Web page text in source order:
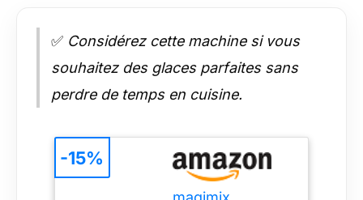
✅ Considérez cette machine si vous
souhaitez des glaces parfaites sans
perdre de temps en cuisine.
-15%